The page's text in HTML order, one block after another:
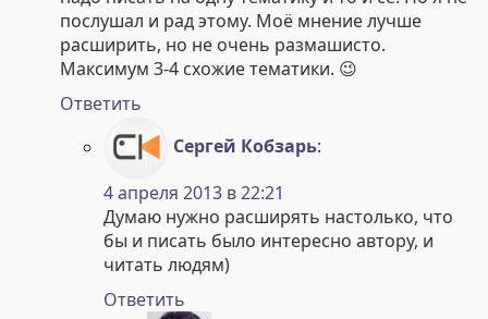
послушал и рад этому. Моё мнение лучше
расширить, но не очень размашисто.
Максимум 3-4 схожие тематики. 😉
Ответить
Сергей Кобзарь:
4 апреля 2013 в 22:21
Думаю нужно расширять настолько, что
бы и писать было интересно автору, и
читать людям)
Ответить